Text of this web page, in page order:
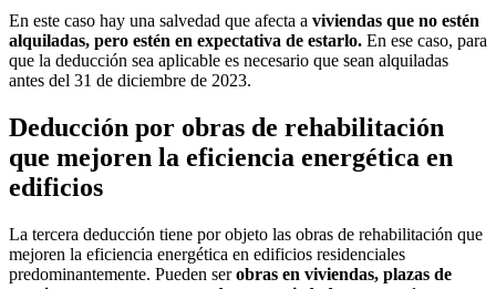
En este caso hay una salvedad que afecta a viviendas que no estén
alquiladas, pero estén en expectativa de estarlo. En ese caso, para
que la deducción sea aplicable es necesario que sean alquiladas
antes del 31 de diciembre de 2023.
Deducción por obras de rehabilitación
que mejoren la eficiencia energética en
edificios
La tercera deducción tiene por objeto las obras de rehabilitación que
mejoren la eficiencia energética en edificios residenciales
predominantemente. Pueden serobras en viviendas, plazas de